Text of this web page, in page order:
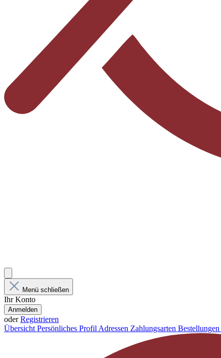
Menü schließen
Ihr Konto
Anmelden
oderRegistrieren
Übersicht Persönliches Profil Adressen Zahlungsarten Bestellungen